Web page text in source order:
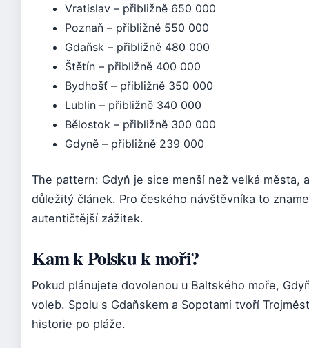
Vratislav – přibližně 650 000
Poznaň – přibližně 550 000
Gdaňsk – přibližně 480 000
Štětín – přibližně 400 000
Bydhošť – přibližně 350 000
Lublin – přibližně 340 000
Bělostok – přibližně 300 000
Gdyně – přibližně 239 000
The pattern: Gdyň je sice menší než velká města,
důležitý článek. Pro českého návštěvníka to
autentičtější zážitek.
Kam k Polsku k moři?
Pokud plánujete dovolenou u Baltského moře,
voleb. Spolu s Gdaňskem a Sopotami tvoří
historie po pláže.